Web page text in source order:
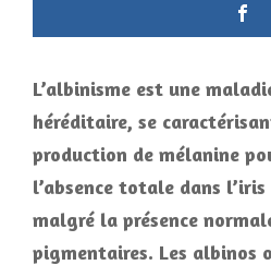
L’albinisme est une
héréditaire, se
production de mélanine
l’absence totale dans
malgré la présence
pigmentaires. Les albinos